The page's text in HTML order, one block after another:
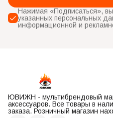
Нажимая «Подписаться»,
указанных персональных
информационной и
ЮВИЖН - мультибрендовый
аксессуаров. Все товары в
заказа. Розничный магазин